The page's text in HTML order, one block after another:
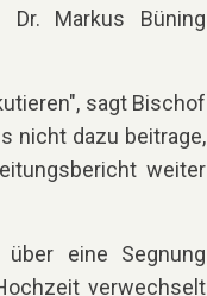
Markus Büning
sagt Bischof
nicht dazu beitrage,
weiter
über eine Segnung
verwechselt